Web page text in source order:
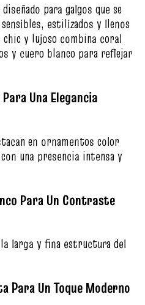
para galgos que se
estilizados y llenos
y lujoso combina coral
y cuero blanco para reflejar
Una Elegancia
en ornamentos color
una presencia intensa y
Para Un Contraste
larga y fina estructura del
Para Un Toque Moderno